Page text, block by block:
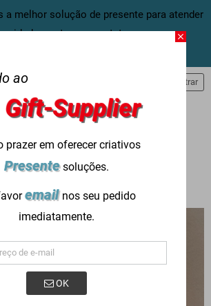
a melhor solução de presente para atender
entre em contato conosco
Entrar
Novos artigos de papelaria
close
ao
Gift-Supplier
prazer em oferecer criativos
Presentesoluções.
emailnos seu pedido
imediatamente.
OK